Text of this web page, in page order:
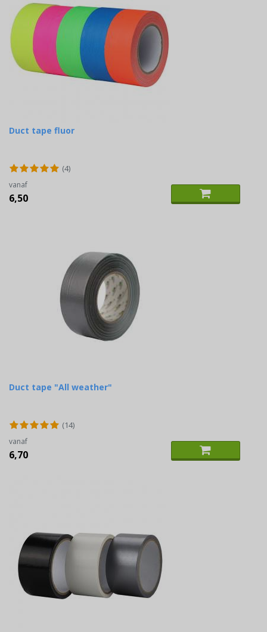
Duct tape fluor
(4)
vanaf
6,50
Duct tape "All weather"
(14)
vanaf
6,70